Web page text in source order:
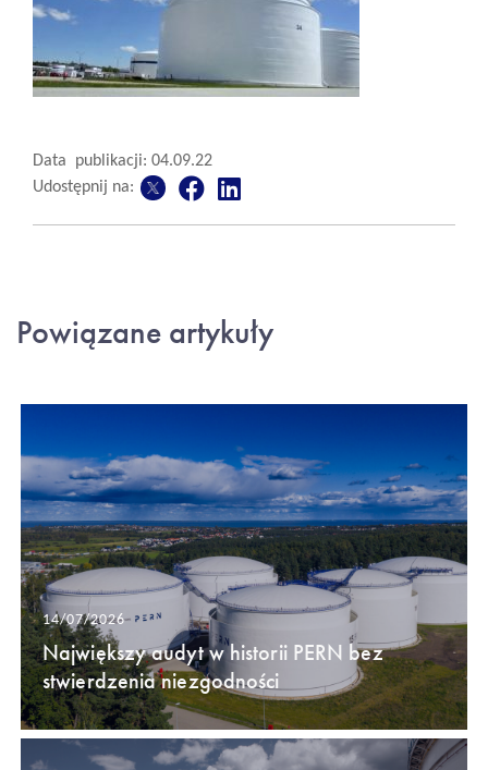
Data publikacji: 04.09.22
Udostępnij na:
Powiązane artykuły
14/07/2026
Największy audyt w historii PERN bez
stwierdzenia niezgodności